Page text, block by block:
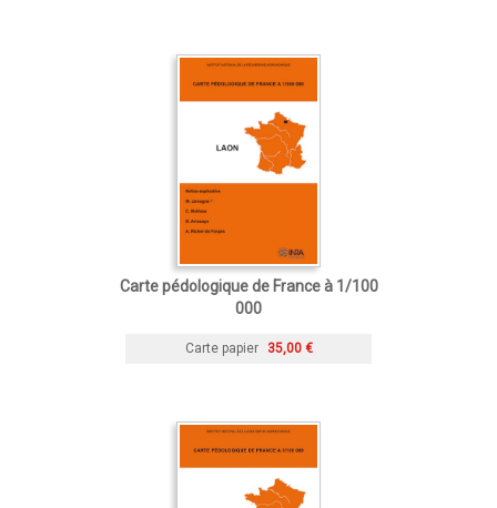
Carte pédologique de France à 1/100
000
Carte papier 35,00 €